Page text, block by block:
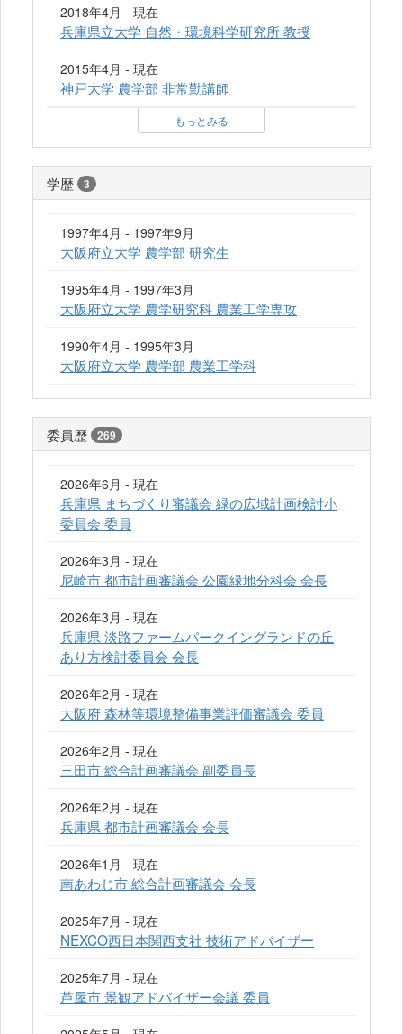
2018年4月 - 現在
兵庫県立大学 自然・環境科学研究所 教授
2015年4月 - 現在
神戸大学 農学部 非常勤講師
もっとみる
学歴 3
1997年4月 - 1997年9月
大阪府立大学 農学部 研究生
1995年4月 - 1997年3月
大阪府立大学 農学研究科 農業工学専攻
1990年4月 - 1995年3月
大阪府立大学 農学部 農業工学科
委員歴 269
2026年6月 - 現在
兵庫県 まちづくり審議会 緑の広域計画検討小
委員会 委員
2026年3月 - 現在
尼崎市 都市計画審議会 公園緑地分科会 会長
2026年3月 - 現在
兵庫県 淡路ファームパークイングランドの丘
あり方検討委員会 会長
2026年2月 - 現在
大阪府 森林等環境整備事業評価審議会 委員
2026年2月 - 現在
三田市 総合計画審議会 副委員長
2026年2月 - 現在
兵庫県 都市計画審議会 会長
2026年1月 - 現在
南あわじ市 総合計画審議会 会長
2025年7月 - 現在
NEXCO西日本関西支社 技術アドバイザー
2025年7月 - 現在
芦屋市 景観アドバイザー会議 委員